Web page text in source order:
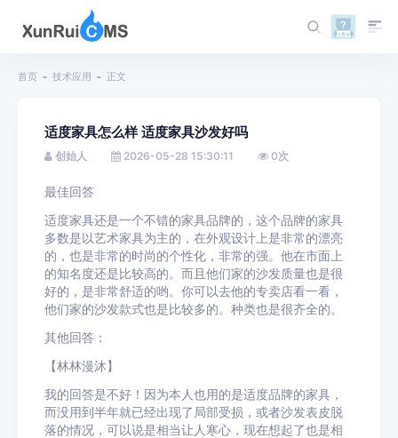
首页 技术应用 正文
适度家具怎么样 适度家具沙发好吗
创始人 2026-05-28 15:30:11 0次
最佳回答
适度家具还是一个不错的家具品牌的，这个品牌的家具
多数是以艺术家具为主的，在外观设计上是非常的漂亮
的，也是非常的时尚的个性化，非常的强。他在市面上
的知名度还是比较高的。而且他们家的沙发质量也是很
好的，是非常舒适的哟。你可以去他的专卖店看一看，
他们家的沙发款式也是比较多的。种类也是很齐全的。
其他回答：
【林林漫沐】
我的回答是不好！因为本人也用的是适度品牌的家具，
而没用到半年就已经出现了局部受损，或者沙发表皮脱
落的情况，可以说是相当让人寒心，现在想起了也是相